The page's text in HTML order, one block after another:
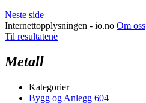
Neste side
Internettopplysningen - io.no Om oss
Til resultatene
Metall
Kategorier
Bygg og Anlegg 604